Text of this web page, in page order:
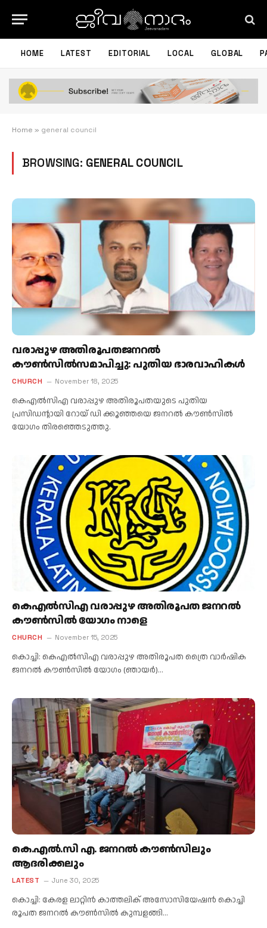
HOME LATEST EDITORIAL LOCAL GLOBAL
Home » general council
BROWSING: GENERAL COUNCIL
വരാപ്പുഴ അതിരൂപതജനറൽ
കൗൺസിൽസമാപിച്ചു: പുതിയ ഭാരവാഹികൾ
CHURCH November 18, 2025
കെഎൽസിഎ വരാപ്പുഴ അതിരൂപതയുടെ പുതിയ
പ്രസിഡൻ്റായി റോയ് ഡി ക്കൂഞ്ഞയെ ജനറൽ കൗൺസിൽ
യോഗം തിരഞ്ഞെടുത്തു.
കെഎൽസിഎ വരാപ്പുഴ അതിരൂപത ജനറൽ
കൗൺസിൽ യോഗം നാളെ
CHURCH November 15, 2025
കൊച്ചി: കെഎൽസിഎ വരാപ്പുഴ അതിരൂപത ത്രൈ വാർഷിക
ജനറൽ കൗൺസിൽ യോഗം (ഞായർ)…
കെ.എൽ.സി എ. ജനറൽ കൗൺസിലും
ആദരിക്കലും
LATEST June 30, 2025
കൊച്ചി: കേരള ലാറ്റിൻ കാത്തലിക് അസോസിയേഷൻ കൊച്ചി
രൂപത ജനറൽ കൗൺസിൽ കുമ്പളങ്ങി…